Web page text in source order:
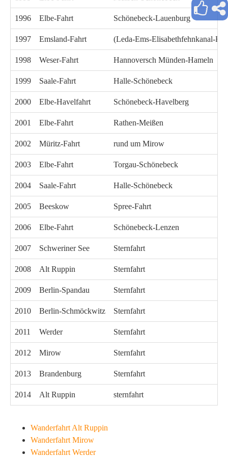
1996 Elbe-Fahrt Schönebeck-Lauenburg
1997 Emsland-Fahrt (Leda-Ems-Elisabethfehnkanal-
1998 Weser-Fahrt Hannoversch Münden-Hameln
1999 Saale-Fahrt Halle-Schönebeck
2000 Elbe-Havelfahrt Schönebeck-Havelberg
2001 Elbe-Fahrt Rathen-Meißen
2002 Müritz-Fahrt rund um Mirow
2003 Elbe-Fahrt Torgau-Schönebeck
2004 Saale-Fahrt Halle-Schönebeck
2005 Beeskow Spree-Fahrt
2006 Elbe-Fahrt Schönebeck-Lenzen
2007 Schweriner See Sternfahrt
2008 Alt Ruppin Sternfahrt
2009 Berlin-Spandau Sternfahrt
2010 Berlin-Schmöckwitz Sternfahrt
2011 Werder Sternfahrt
2012 Mirow Sternfahrt
2013 Brandenburg Sternfahrt
2014 Alt Ruppin sternfahrt
Wanderfahrt Alt Ruppin
Wanderfahrt Mirow
Wanderfahrt Werder